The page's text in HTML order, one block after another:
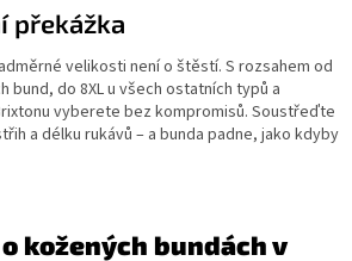
překážka
velikosti není o štěstí. S rozsahem od
bund, do 8XL u všech ostatních typů a
vyberete bez kompromisů. Soustřeďte
a délku rukávů – a bunda padne, jako kdyby
kožených bundách v